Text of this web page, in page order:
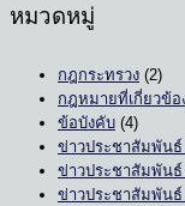
หมวดหมู่
กฎกระทรวง (2)
กฎหมายที่เกี่ยวข้อ
ข้อบังคับ (4)
ข่าวประชาสัมพันธ์
ข่าวประชาสัมพันธ์
ข่าวประชาสัมพันธ์